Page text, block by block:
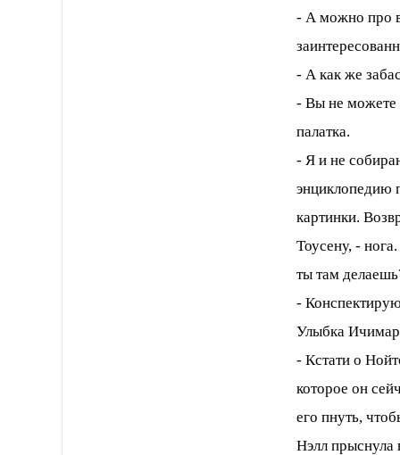
- А можно про
- А как же
- Вы не можете
палатка.
- Я и не
энциклопедию
картинки.
Тоусену, -
ты там
-
Улыбка
- Кстати о
которое он
его пнуть,
Нэлл прыснула